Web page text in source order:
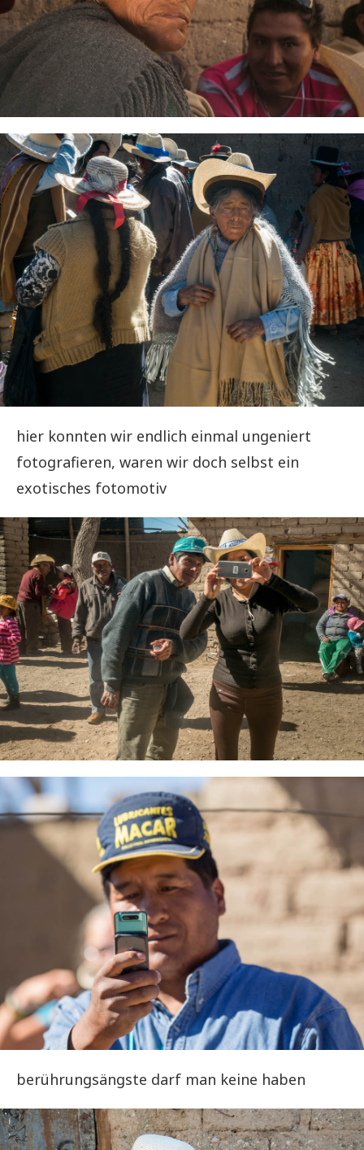
hier konnten wir endlich einmal ungeniert
fotografieren, waren wir doch selbst ein
exotisches fotomotiv
berührungsängste darf man keine haben